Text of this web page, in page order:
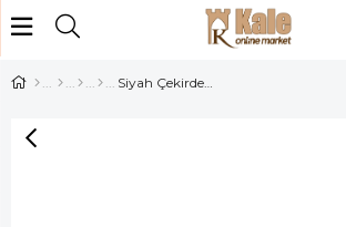
Siyah Çekirdek Kg